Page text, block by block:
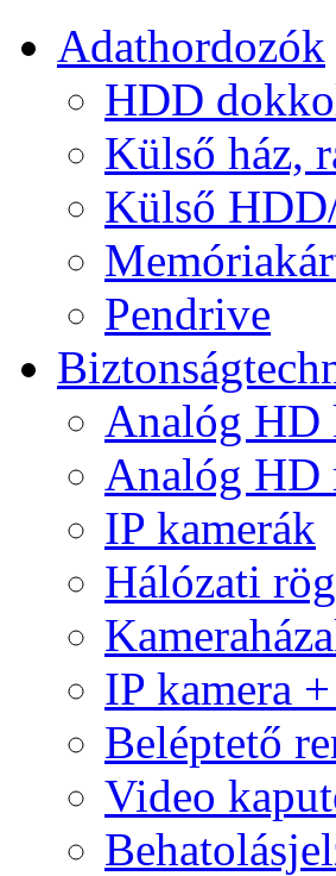
Adathordozók
HDD
Külső ház,
Külső
Pendrive
Analóg HD
Analóg
IP kamerák
Hálózati
IP kamera
Beléptető
Video